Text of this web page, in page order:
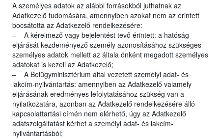
A személyes adatok az alábbi forrásokból juthatnak az
Adatkezelő tudomására, amennyiben azokat nem az érintett
bocsátotta az Adatkezelő rendelkezésére:
– A kérelmező vagy bejelentést tevő érintett: a hatóság
eljárását kezdeményező személy azonosításához szükséges
személyes adatok mellett az általa önként megadott személyes
adatokat is kezeli az Adatkezelő;
– A Belügyminisztérium által vezetett személyi adat- és
lakcím-nyilvántartás: amennyiben az Adatkezelő valamely
eljárásának eredményes lefolytatásához szükség van a
nyilatkozatára, azonban az Adatkezelő rendelkezésére álló
kapcsolattartási címén nem elérhető, úgy az Adatkezelő
adatszolgáltatást kérhet a személyi adat- és lakcím-
nyilvántartásból;